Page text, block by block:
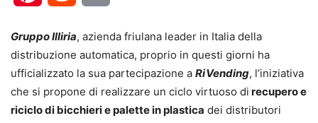
Gruppo Illiria, azienda friulana leader in Italia della
distribuzione automatica, proprio in questi giorni ha
ufficializzato la sua partecipazione a RiVending, l’iniziativa
che si propone di realizzare un ciclo virtuoso di recupero e
riciclo di bicchieri e palette in plastica dei distributori